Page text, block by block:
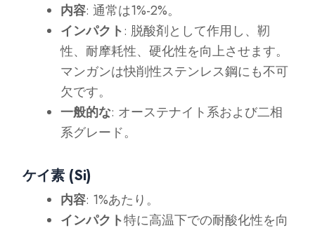
内容: 通常は1%-2%。
インパクト: 脱酸剤として作用し、靭
性、耐摩耗性、硬化性を向上させます。
マンガンは快削性ステンレス鋼にも不可
欠です。
一般的な: オーステナイト系および二相
系グレード。
ケイ素 (Si)
内容: 1%あたり。
インパクト特に高温下での耐酸化性を向